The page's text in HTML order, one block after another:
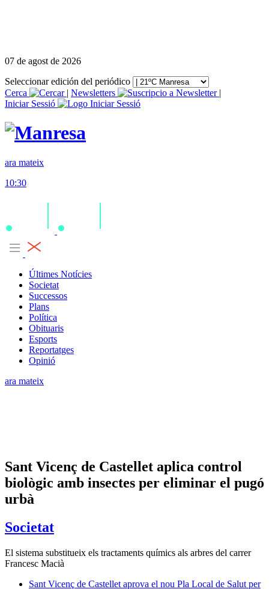
07 de agost de 2026
Seleccionar edición del periódico
Cerca
| Newsletters
|
Iniciar Sessió
ara mateix
10:30
Últimes Notícies
Societat
Successos
Plans
Política
Obituaris
Esports
Reportatges
Opinió
ara mateix
Sant Vicenç de Castellet aplica control
biològic amb insectes per eliminar el pugó
urbà
Societat
El sistema substitueix els tractaments químics als arbres del carrer
Francesc Macià
Sant Vicenç de Castellet aprova el nou Pla Local de Salut per